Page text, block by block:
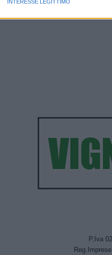
INTERESSE LEGITTIMO
P.Iva